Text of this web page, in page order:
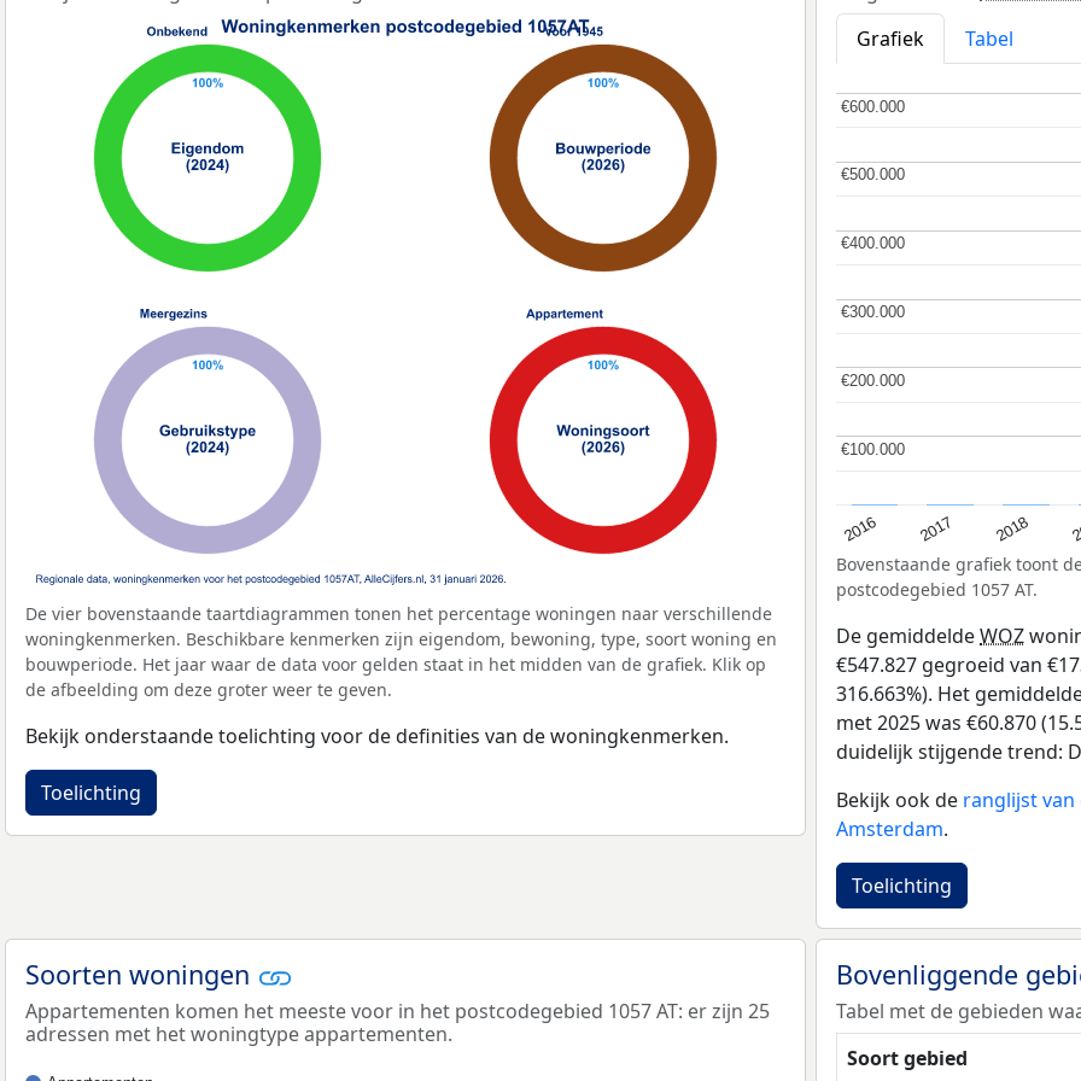
De vier bovenstaande taartdiagrammen tonen het percentage woningen naar verschillende
woningkenmerken. Beschikbare kenmerken zijn eigendom, bewoning, type, soort woning en
bouwperiode. Het jaar waar de data voor gelden staat in het midden van de grafiek. Klik op
de afbeelding om deze groter weer te geven.
Bekijk onderstaande toelichting voor de definities van de woningkenmerken.
Toelichting
Grafiek
Tabel
2016 2017 2018
€100.000
€100.000
€200.000
€200.000
€300.000
€300.000
€400.000
€400.000
€500.000
€500.000
€600.000
€600.000
Bovenstaande grafiek toont
postcodegebied 1057 AT.
De gemiddeldeWOZ
€547.827 gegroeid van
316.663%). Het
met 2025 was €60.870
duidelijk stijgende trend:
Bekijk ook de ranglijst
Amsterdam.
Toelichting
Soorten woningen
Appartementen komen het meeste voor in het postcodegebied 1057 AT: er zijn 25
adressen met het woningtype appartementen.
Bovenliggende
Tabel met de gebieden
Soort gebied